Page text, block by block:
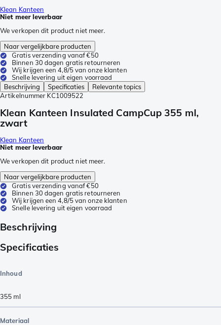
Klean Kanteen
Niet meer leverbaar
We verkopen dit product niet meer.
Naar vergelijkbare producten
Gratis verzending vanaf €50
Binnen 30 dagen gratis retourneren
Wij krijgen een 4,8/5 van onze klanten
Snelle levering uit eigen voorraad
Beschrijving
Specificaties
Relevante topics
Artikelnummer KC1009522
Klean Kanteen Insulated CampCup 355 ml,
zwart
Klean Kanteen
Niet meer leverbaar
We verkopen dit product niet meer.
Naar vergelijkbare producten
Gratis verzending vanaf €50
Binnen 30 dagen gratis retourneren
Wij krijgen een 4,8/5 van onze klanten
Snelle levering uit eigen voorraad
Beschrijving
Specificaties
Inhoud
355 ml
Materiaal